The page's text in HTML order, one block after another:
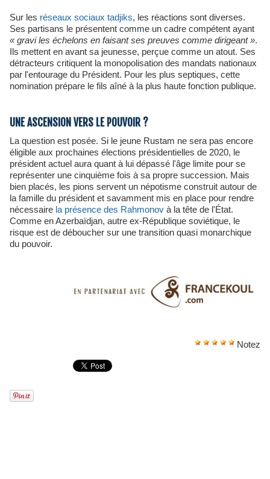
Sur les réseaux sociaux tadjiks, les réactions sont diverses.
Ses partisans le présentent comme un cadre compétent ayant
« gravi les échelons en faisant ses preuves comme dirigeant ».
Ils mettent en avant sa jeunesse, perçue comme un atout. Ses
détracteurs critiquent la monopolisation des mandats nationaux
par l'entourage du Président. Pour les plus septiques, cette
nomination prépare le fils aîné à la plus haute fonction publique.
UNE ASCENSION VERS LE POUVOIR ?
La question est posée. Si le jeune Rustam ne sera pas encore
éligible aux prochaines élections présidentielles de 2020, le
président actuel aura quant à lui dépassé l'âge limite pour se
représenter une cinquième fois à sa propre succession. Mais
bien placés, les pions servent un népotisme construit autour de
la famille du président et savamment mis en place pour rendre
nécessaire la présence des Rahmonov à la tête de l'État.
Comme en Azerbaïdjan, autre ex-République soviétique, le
risque est de déboucher sur une transition quasi monarchique
du pouvoir.
Notez